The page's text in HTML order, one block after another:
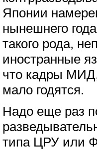
Японии
нынешнего
такого рода,
иностранные
что кадры
мало годятся.
Надо еще раз
типа ЦРУ или